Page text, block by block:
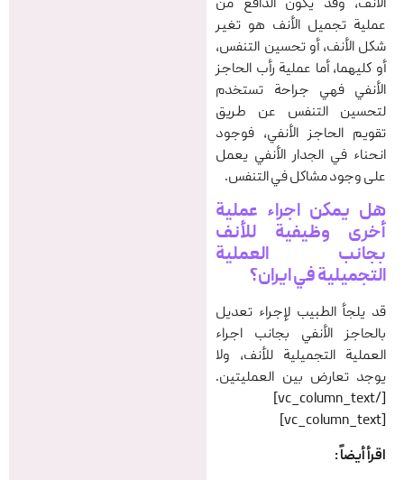
الأنف، وقد يكون الدافع من
عملية تجميل الأنف هو تغير
شكل الأنف، أو تحسين التنفس،
أو كليهما، أما عملية رأب الحاجز
الأنفي فهي جراحة تستخدم
لتحسين التنفس عن طريق
تقويم الحاجز الأنفي، فوجود
انحناء في الجدار الأنفي يعمل
على وجود مشاكل في التنفس.
هل يمكن اجراء عملية
أخرى وظيفية للأنف
بجانب العملية
التجميلية في ایران؟
قد يلجأ الطبيب لإجراء تعديل
بالحاجز الأنفي بجانب اجراء
العملية التجميلية للأنف، ولا
يوجد تعارض بين العمليتين.
[/vc_column_text]
[vc_column_text]
اقرأ أيضاً :